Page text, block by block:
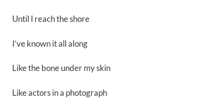
Until I reach the shore
I’ve known it all along
Like the bone under my skin
Like actors in a photograph